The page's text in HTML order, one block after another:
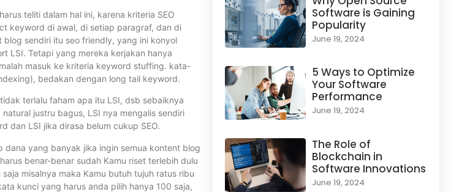
teliti dalam hal ini, karena kriteria SEO
keyword di awal, di setiap paragraf, dan di
sendiri itu seo friendly, yang ini konyol
LSI. Tetapi yang mereka kerjakan hanya
masuk ke kriteria keyword stuffing. kata-
bedakan dengan long tail keyword.
terlalu faham apa itu LSI, dsb sebaiknya
justru bagus, LSI nya mengalis sendiri
dan LSI jika dirasa belum cukup SEO.
dana yang banyak jika ingin semua kontent blog
benar-benar sudah Kamu riset terlebih dulu
misalnya maka Kamu butuh tujuh ratus ribu
kunci yang harus anda pilih hanya 100 saja,
Software is Gaining
Popularity
June 19, 2024
5 Ways to Optimize
Your Software
Performance
June 19, 2024
The Role of
Blockchain in
Software Innovations
June 19, 2024